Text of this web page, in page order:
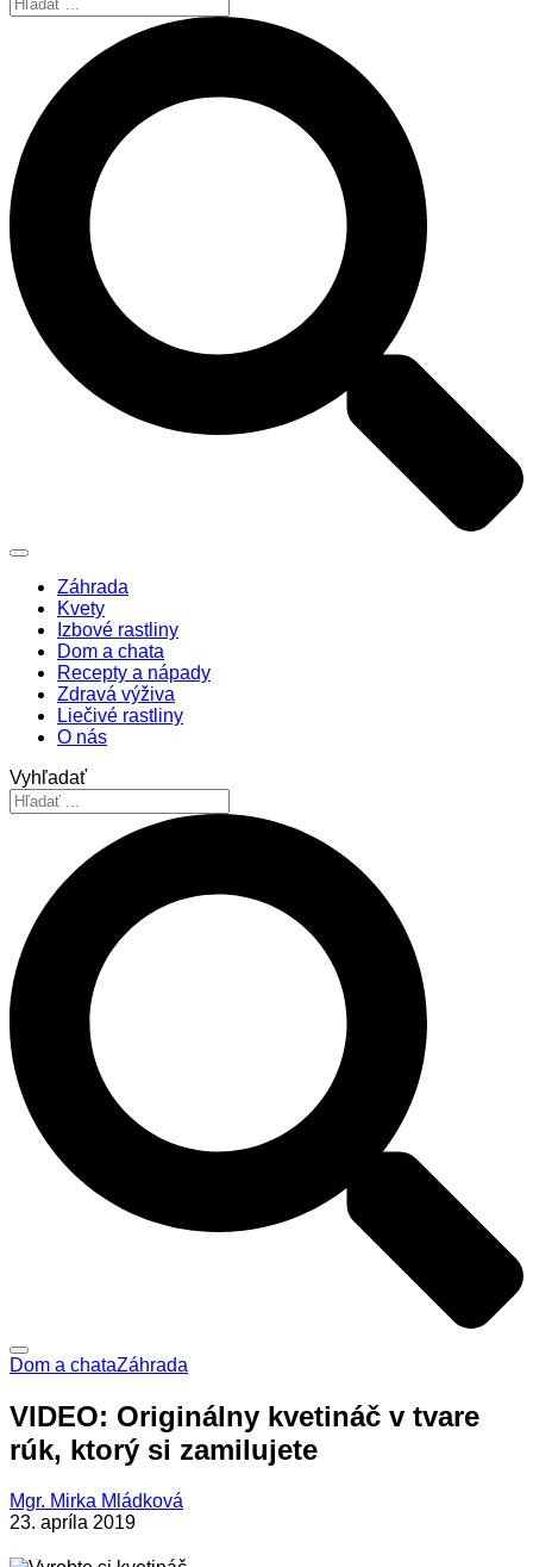
Záhrada
Kvety
Izbové rastliny
Dom a chata
Recepty a nápady
Zdravá výživa
Liečivé rastliny
O nás
Vyhľadať
Dom a chataZáhrada
VIDEO: Originálny kvetináč v tvare
rúk, ktorý si zamilujete
Mgr. Mirka Mládková
23. apríla 2019